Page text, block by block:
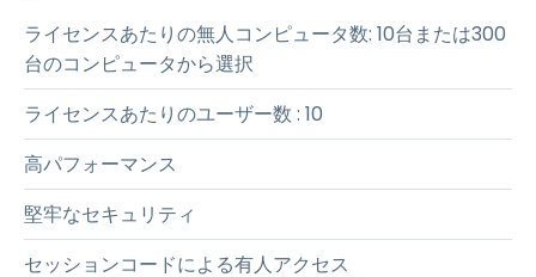
ライセンスあたりの無人コンピュータ数: 10台または300
台のコンピュータから選択
ライセンスあたりのユーザー数: 10
高パフォーマンス
堅牢なセキュリティ
セッションコードによる有人アクセス